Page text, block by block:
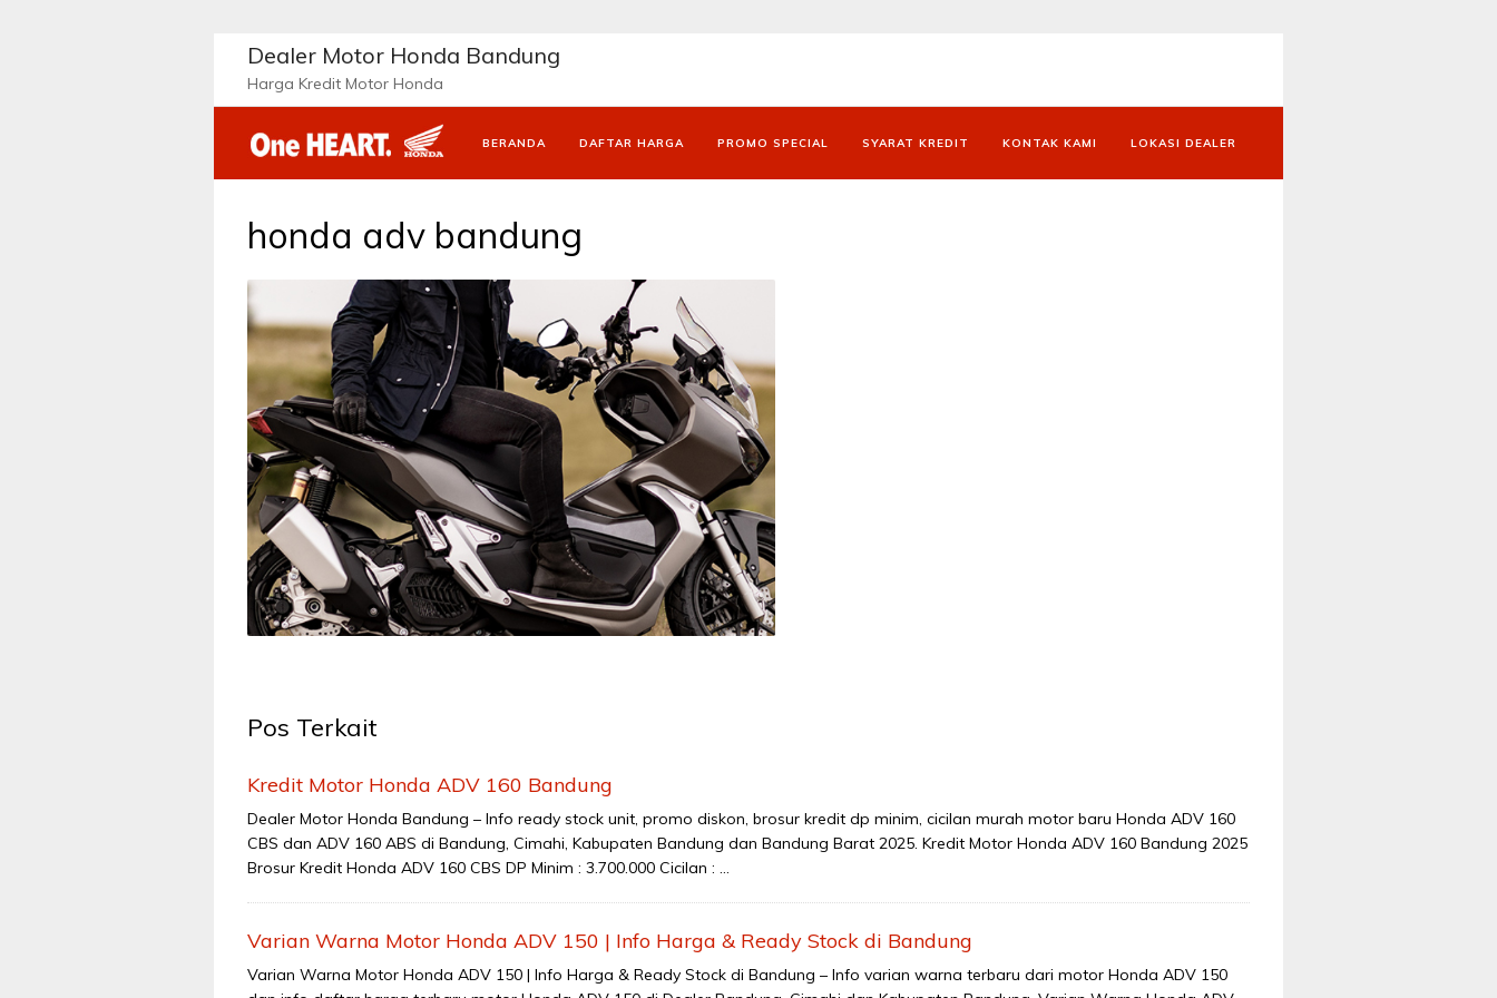
Dealer Motor Honda Bandung
Harga Kredit Motor Honda
BERANDA DAFTAR HARGA PROMO SPECIAL SYARAT KREDIT KONTAK KAMI LOKASI DEALER
honda adv bandung
Pos Terkait
Kredit Motor Honda ADV 160 Bandung
Dealer Motor Honda Bandung – Info ready stock unit, promo diskon, brosur kredit dp minim, cicilan murah motor baru Honda ADV 160
CBS dan ADV 160 ABS di Bandung, Cimahi, Kabupaten Bandung dan Bandung Barat 2025. Kredit Motor Honda ADV 160 Bandung 2025
Brosur Kredit Honda ADV 160 CBS DP Minim : 3.700.000 Cicilan : …
Varian Warna Motor Honda ADV 150 | Info Harga & Ready Stock di Bandung
Varian Warna Motor Honda ADV 150 | Info Harga & Ready Stock di Bandung – Info varian warna terbaru dari motor Honda ADV 150